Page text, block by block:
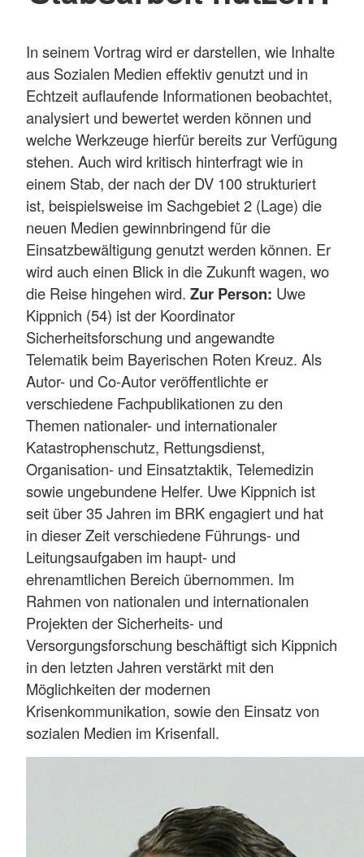
In seinem Vortrag wird er darstellen, wie Inhalte
aus Sozialen Medien effektiv genutzt und in
Echtzeit auflaufende Informationen beobachtet,
analysiert und bewertet werden können und
welche Werkzeuge hierfür bereits zur Verfügung
stehen. Auch wird kritisch hinterfragt wie in
einem Stab, der nach der DV 100 strukturiert
ist, beispielsweise im Sachgebiet 2 (Lage) die
neuen Medien gewinnbringend für die
Einsatzbewältigung genutzt werden können. Er
wird auch einen Blick in die Zukunft wagen, wo
die Reise hingehen wird. Zur Person: Uwe
Kippnich (54) ist der Koordinator
Sicherheitsforschung und angewandte
Telematik beim Bayerischen Roten Kreuz. Als
Autor- und Co-Autor veröffentlichte er
verschiedene Fachpublikationen zu den
Themen nationaler- und internationaler
Katastrophenschutz, Rettungsdienst,
Organisation- und Einsatztaktik, Telemedizin
sowie ungebundene Helfer. Uwe Kippnich ist
seit über 35 Jahren im BRK engagiert und hat
in dieser Zeit verschiedene Führungs- und
Leitungsaufgaben im haupt- und
ehrenamtlichen Bereich übernommen. Im
Rahmen von nationalen und internationalen
Projekten der Sicherheits- und
Versorgungsforschung beschäftigt sich Kippnich
in den letzten Jahren verstärkt mit den
Möglichkeiten der modernen
Krisenkommunikation, sowie den Einsatz von
sozialen Medien im Krisenfall.